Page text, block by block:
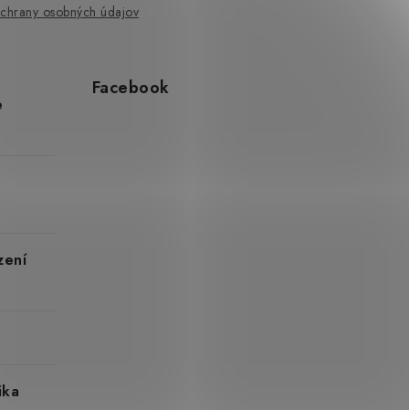
osobných údajov
Facebook